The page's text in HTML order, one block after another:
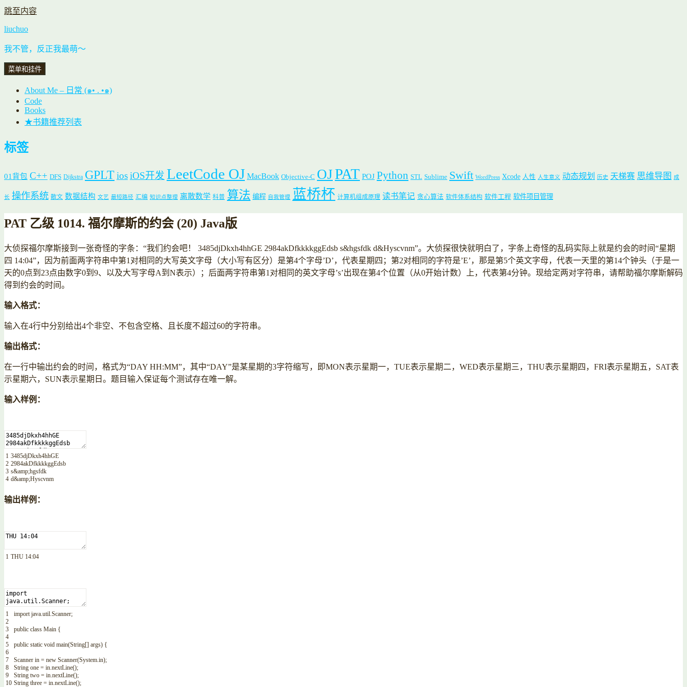
跳至内容
liuchuo
我不管，反正我最萌～
菜单和挂件
About Me – 日常 (๑• . •๑)
Code
Books
★书籍推荐列表
标签
01背包 C++ DFS Dijkstra GPLTiosiOS开发 LeetCode OJ MacBook Objective-C OJPAT POJ Python STL Sublime Swift WordPress Xcode 人性 人生意义 动态规划 历史 天梯赛 思维导图 成
长 操作系统 散文 数据结构 文艺 最短路径 汇编 知识点整理 离散数学 科普 算法 编程 自我管理 蓝桥杯 计算机组成原理 读书笔记 贪心算法 软件体系结构 软件工程 软件项目管理
PAT 乙级 1014. 福尔摩斯的约会 (20) Java版
大侦探福尔摩斯接到一张奇怪的字条：“我们约会吧！ 3485djDkxh4hhGE 2984akDfkkkkggEdsb s&hgsfdk d&Hyscvnm”。大侦探很快就明白了，字条上奇怪的乱码实际上就是约会的时间“星期
四 14:04”，因为前面两字符串中第1对相同的大写英文字母（大小写有区分）是第4个字母’D’，代表星期四；第2对相同的字符是’E’，那是第5个英文字母，代表一天里的第14个钟头（于是一
天的0点到23点由数字0到9、以及大写字母A到N表示）；后面两字符串第1对相同的英文字母’s’出现在第4个位置（从0开始计数）上，代表第4分钟。现给定两对字符串，请帮助福尔摩斯解码
得到约会的时间。
输入格式：
输入在4行中分别给出4个非空、不包含空格、且长度不超过60的字符串。
输出格式：
在一行中输出约会的时间，格式为“DAY HH:MM”，其中“DAY”是某星期的3字符缩写，即MON表示星期一，TUE表示星期二，WED表示星期三，THU表示星期四，FRI表示星期五，SAT表
示星期六，SUN表示星期日。题目输入保证每个测试存在唯一解。
输入样例：
1
2
3
4
3485djDkxh4hhGE
2984akDfkkkkggEdsb
s&amp;hgsfdk
d&amp;Hyscvnm
输出样例：
1 THU 14:04
1
2
3
4
5
6
7
8
9
10
importjava.util.Scanner;
public class Main {
public static void main(String[] args) {
Scanner in = new Scanner(System.in);
String one = in.nextLine();
String two = in.nextLine();
String three = in.nextLine();